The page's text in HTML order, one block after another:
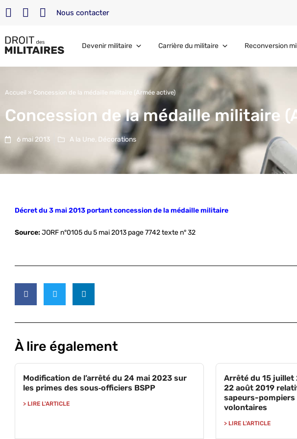
Nous contacter
Devenir militaire Carrière du militaire Reconversion
Accueil » Concession de la médaille militaire (Armée active)
Concession de la médaille militaire
6 mai 2013 A la Une, Décorations
Décret du 3 mai 2013 portant concession de la médaille militaire
Source:JORF n°0105 du 5 mai 2013 page 7742 texte n° 32
À lire également
Modification de l’arrêté du 24 mai 2023 sur
les primes des sous‑officiers BSPP
> LIRE L'ARTICLE
Arrêté du 15 juillet
22 août 2019
sapeurs-
volontaires
> LIRE L'ARTICLE